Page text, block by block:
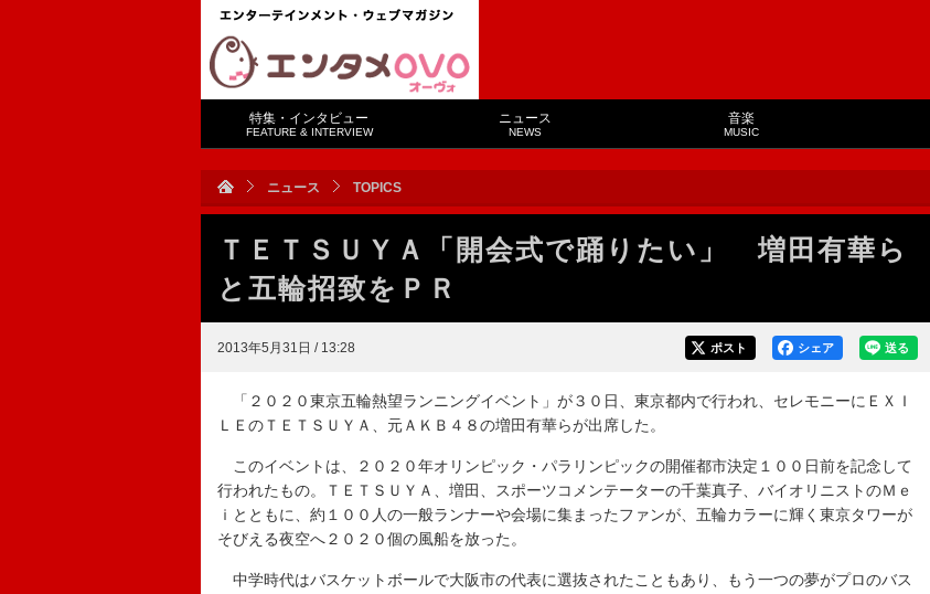
特集・インタビュー
FEATURE & INTERVIEW
ニュース
NEWS
音楽
MUSIC
ニュース TOPICS
ＴＥＴＳＵＹＡ「開会式で踊りたい」 増田有華ら
と五輪招致をＰＲ
2013年5月31日 / 13:28 送る
シェア
ポスト
「２０２０東京五輪熱望ランニングイベント」が３０日、東京都内で行われ、セレモニーにＥＸＩ
ＬＥのＴＥＴＳＵＹＡ、元ＡＫＢ４８の増田有華らが出席した。
このイベントは、２０２０年オリンピック・パラリンピックの開催都市決定１００日前を記念して
行われたもの。ＴＥＴＳＵＹＡ、増田、スポーツコメンテーターの千葉真子、バイオリニストのＭｅ
ｉとともに、約１００人の一般ランナーや会場に集まったファンが、五輪カラーに輝く東京タワーが
そびえる夜空へ２０２０個の風船を放った。
中学時代はバスケットボールで大阪市の代表に選抜されたこともあり、もう一つの夢がプロのバス